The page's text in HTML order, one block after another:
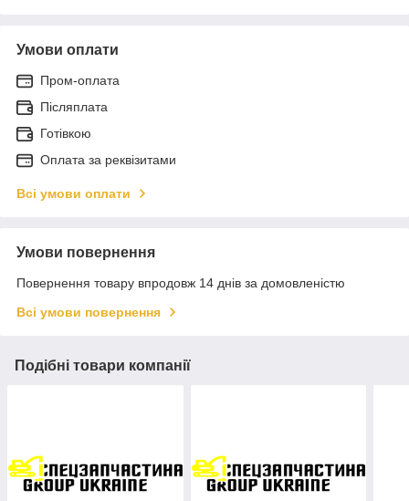
Умови оплати
Пром-оплата
Післяплата
Готівкою
Оплата за реквізитами
Всі умови оплати
Умови повернення
Повернення товару впродовж 14 днів за домовленістю
Всі умови повернення
Подібні товари компанії